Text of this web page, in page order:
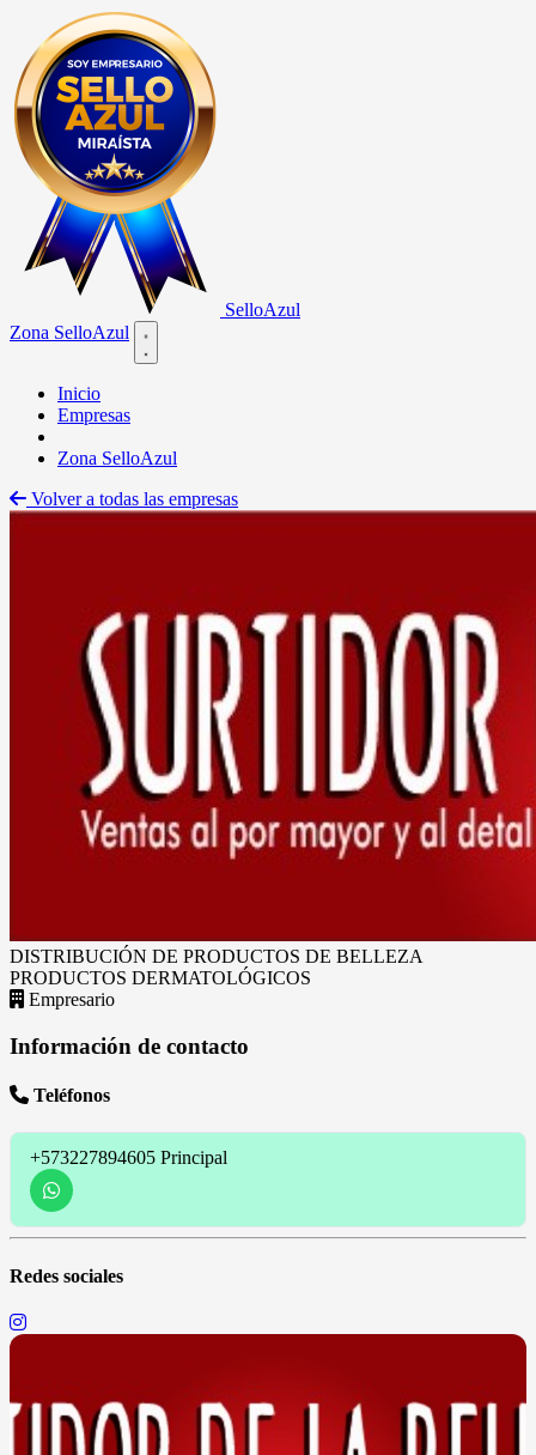
SelloAzul
Zona SelloAzul
Open main menu
Inicio
Empresas
Zona SelloAzul
Volver a todas las empresas
DISTRIBUCIÓN DE PRODUCTOS DE BELLEZA
PRODUCTOS DERMATOLÓGICOS
Empresario
Información de contacto
Teléfonos
+573227894605 Principal
Redes sociales